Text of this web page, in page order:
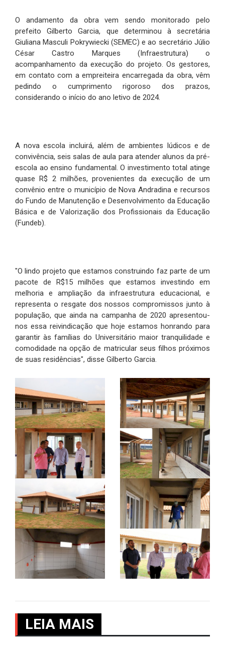
O andamento da obra vem sendo monitorado pelo
prefeito Gilberto Garcia, que determinou à secretária
Giuliana Masculi Pokrywiecki (SEMEC) e ao secretário Júlio
César Castro Marques (Infraestrutura) o
acompanhamento da execução do projeto. Os gestores,
em contato com a empreiteira encarregada da obra, vêm
pedindo o cumprimento rigoroso dos prazos,
considerando o início do ano letivo de 2024.
A nova escola incluirá, além de ambientes lúdicos e de
convivência, seis salas de aula para atender alunos da pré-
escola ao ensino fundamental. O investimento total atinge
quase R$ 2 milhões, provenientes da execução de um
convênio entre o município de Nova Andradina e recursos
do Fundo de Manutenção e Desenvolvimento da Educação
Básica e de Valorização dos Profissionais da Educação
(Fundeb).
"O lindo projeto que estamos construindo faz parte de um
pacote de R$15 milhões que estamos investindo em
melhoria e ampliação da infraestrutura educacional, e
representa o resgate dos nossos compromissos junto à
população, que ainda na campanha de 2020 apresentou-
nos essa reivindicação que hoje estamos honrando para
garantir às famílias do Universitário maior tranquilidade e
comodidade na opção de matricular seus filhos próximos
de suas residências", disse Gilberto Garcia.
LEIA MAIS